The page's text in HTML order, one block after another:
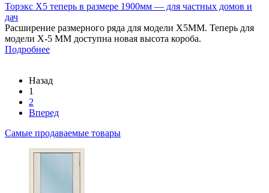
Торэкс Х5 теперь в размере 1900мм — для частных домов и
дач
Расширение размерного ряда для модели Х5ММ. Теперь для
модели Х-5 ММ доступна новая высота короба.
Подробнее
Назад
1
2
Вперед
Самые продаваемые товары